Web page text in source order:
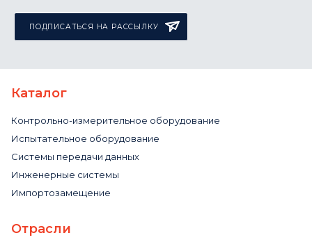
ПОДПИСАТЬСЯ НА РАССЫЛКУ
Каталог
Контрольно-измерительное оборудование
Испытательное оборудование
Системы передачи данных
Инженерные системы
Импортозамещение
Отрасли